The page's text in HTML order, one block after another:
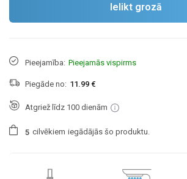
Ielikt grozā
Pieejamība: Pieejamās vispirms
Piegāde no: 11.99 €
Atgriež līdz 100 dienām
5 cilvēkiem iegādājās šo produktu.